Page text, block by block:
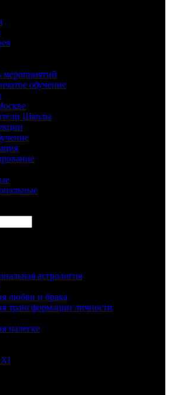
мероприятий
обучение
Школы
астрология
любви и брака
трансформации личности
налегке